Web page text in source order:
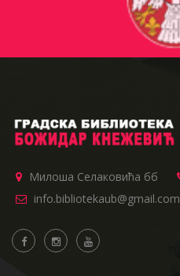
Милоша Селаковића бб
info.bibliotekaub@gmail.com